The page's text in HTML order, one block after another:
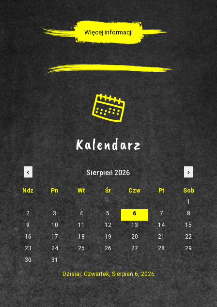
Więcej informacji
Kalendarz
‹ Sierpień 2026 ›
Ndz Pn Wt Śr Czw Pt
Sob
1
2
3 4 5 6 7
8
9
10 11 12 13 14
15
16
17 18 19 20 21
22
23
24 25 26 27 28
29
30
31
Dzisiaj: Czwartek, Sierpień 6, 2026